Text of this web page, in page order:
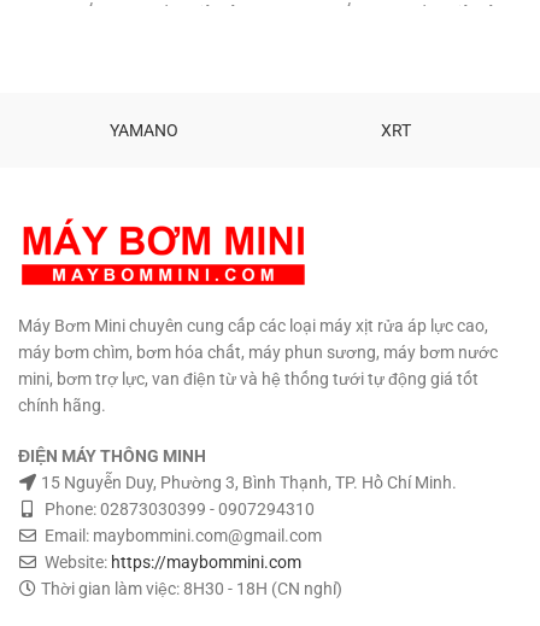
Bảo hành: 3 tháng.Hổ trợ kỹ
Bảo hành: 3 tháng.
YAMANO XRT
Máy Bơm Mini chuyên cung cấp các loại máy xịt rửa áp lực cao,
máy bơm chìm, bơm hóa chất, máy phun sương, máy bơm nước
mini, bơm trợ lực, van điện từ và hệ thống tưới tự động giá tốt
chính hãng.
ĐIỆN MÁY THÔNG MINH
15 Nguyễn Duy, Phường 3, Bình Thạnh, TP. Hồ Chí Minh.
Phone: 02873030399 - 0907294310
Email: maybommini.com@gmail.com
Website: https://maybommini.com
Thời gian làm việc: 8H30 - 18H (CN nghỉ)